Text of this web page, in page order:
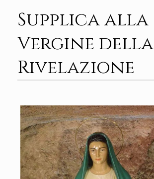
Supplica alla
Vergine della
Rivelazione